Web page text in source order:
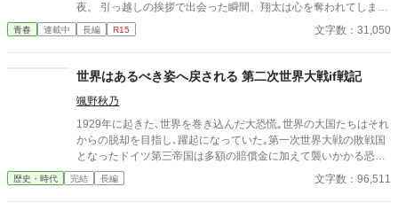
夜。 引っ越しの挨拶で出会った瞬間、翔太は心を奪われてしま
う。 偶然にもアルバイト先のスーパーで再会した彼女は、翔太を
すぐに採用し、温かく仕事を教えてくれる存在だった。 ある日の
紗夜の部屋でご飯をご馳走になるほど親密に。 優しくて穏やかで
――その色気に触れるたび、翔太の心は揺れていく。 大人の女性
と大学生、甘くちょっぴり刺激的な同居生活（？）がはじまる。
青春 連載中 長編 R15 文字数：31,050
世界はあるべき姿へ戻される 第二次世界大戦if戦記
颯野秋乃
1929年に起きた､世界を巻き込んだ大恐慌｡世界の大国たちはそれ
からの脱却を目指し､躍起になっていた｡第一次世界大戦の敗戦国
となったドイツ第三帝国は多額の賠償金に加えて襲いかかる恐慌
に国の存続の危機に陥っていた｡援助の約束をしたアメリカは恐慌
を理由に賠償金の支援を破棄｡フランスは､自らを救うために支払
歴史・時代 完結 長編 文字数：96,511